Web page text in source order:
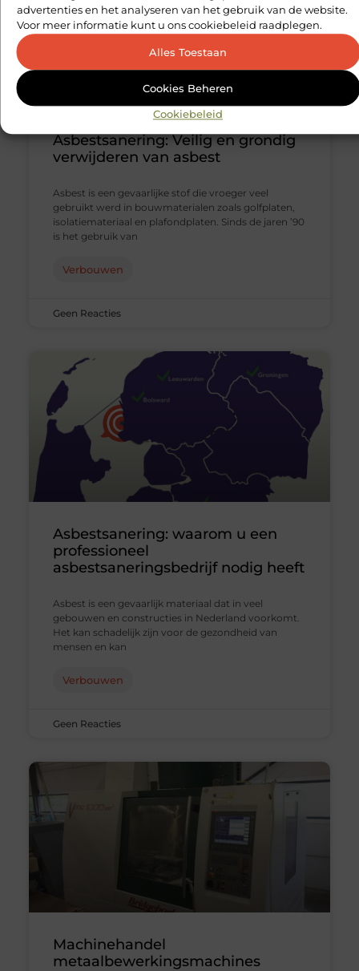
advertenties en het analyseren van het gebruik van de website.
Voor meer informatie kunt u ons cookiebeleid raadplegen.
Alles Toestaan
Cookies Beheren
Cookiebeleid
Asbestsanering: Veilig en grondig
verwijderen van asbest
Asbest is een gevaarlijke stof die vroeger veel
gebruikt werd in bouwmaterialen zoals golfplaten,
isolatiemateriaal en plafondplaten. Sinds de jaren ’90
is het gebruik van
Verbouwen
Geen Reacties
Asbestsanering: waarom u een
professioneel
asbestsaneringsbedrijf nodig heeft
Asbest is een gevaarlijk materiaal dat in veel
gebouwen en constructies in Nederland voorkomt.
Het kan schadelijk zijn voor de gezondheid van
mensen en kan
Verbouwen
Geen Reacties
Machinehandel
metaalbewerkingsmachines